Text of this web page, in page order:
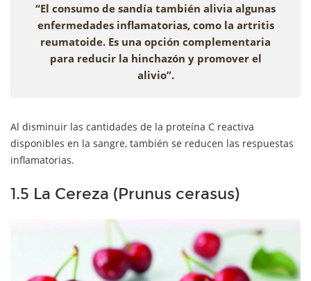
“El consumo de sandía también alivia algunas
enfermedades inflamatorias, como la artritis
reumatoide. Es una opción complementaria
para reducir la hinchazón y promover el
alivio”.
Al disminuir las cantidades de la proteína C reactiva
disponibles en la sangre, también se reducen las respuestas
inflamatorias.
1.5 La Cereza (Prunus cerasus)